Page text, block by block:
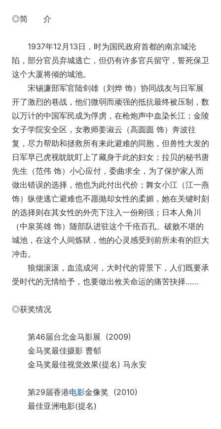
◎简 介
1937年12月13日，时为国民政府首都的南京城沦
陷，部分官员弃城逃亡，但仍有许多官兵留守，誓死保卫
这个大厦将倾的城池。
宋锡濂部军官陆剑雄（刘烨 饰）协同战友与日军展
开了激烈的巷战，他们微弱而顽强的抵抗最终被压制，数
以万计的中国军民成为俘虏，在枪炮声中血染长江；金陵
女子学院安全区，女教师姜淑云（高圆圆 饰）奔波往
复，尽力帮助和拯救所有来此避难的同胞，但兽性大发的
日军早已虎视眈眈盯上了藏身于此的妇女；拉贝的秘书唐
先生（范伟 饰）小心应付，委曲求全，为了保护家人而
做出错误的选择，他也为此付出代价；舞女小江（江一燕
饰）纵使逃亡避难也不愿抛却女性的柔媚，她在关键时刻
的选择则在其女性的外壳下注入一份刚强；日本人角川
（中泉英雄 饰）随部队进驻这个千疮百孔、破败不堪的
城池，在这个人间炼狱，他的心灵感受到前所未有的巨大
冲击。
狼烟滚滚，血流成河，大时代的背景下，人们既要承
受时代的无情给予，也要做出攸关命运的痛苦抉择……
◎获奖情况
第46届台北金马影展 (2009)
金马奖最佳摄影 曹郁
金马奖最佳视觉效果(提名) 马永安
第29届香港电影金像奖 (2010)
最佳亚洲电影(提名)